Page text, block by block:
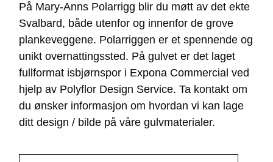
På Mary-Anns Polarrigg blir du møtt av det ekte
Svalbard, både utenfor og innenfor de grove
plankeveggene. Polarriggen er et spennende og
unikt overnattingssted. På gulvet er det laget
fullformat isbjørnspor i Expona Commercial ved
hjelp av Polyflor Design Service. Ta kontakt om
du ønsker informasjon om hvordan vi kan lage
ditt design / bilde på våre gulvmaterialer.